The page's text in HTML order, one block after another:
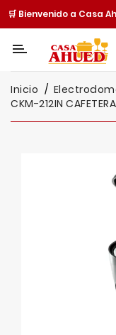
🛒 Bienvenido a Casa
Categoría
Cocina
Y
Mesa
Inicio
CKM-212IN